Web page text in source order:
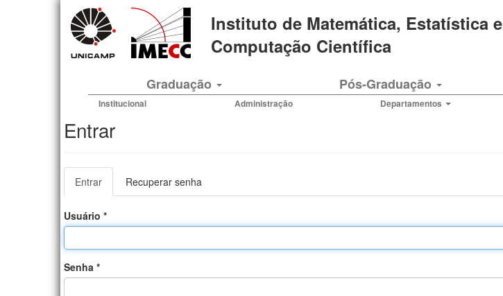
Instituto de Matemática, Estatística e
Computação Científica
Graduação Pós-Graduação
Institucional Administração Departamentos
Entrar
Abas
primárias
Entrar
ativa)
Recuperar senha
Usuário *
Senha *